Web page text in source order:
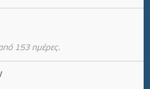
από 153 ημέρες.